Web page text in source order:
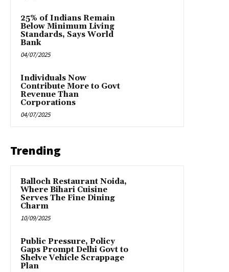
25% of Indians Remain
Below Minimum Living
Standards, Says World
Bank
04/07/2025
Individuals Now
Contribute More to Govt
Revenue Than
Corporations
04/07/2025
Trending
Balloch Restaurant Noida,
Where Bihari Cuisine
Serves The Fine Dining
Charm
10/09/2025
Public Pressure, Policy
Gaps Prompt Delhi Govt to
Shelve Vehicle Scrappage
Plan